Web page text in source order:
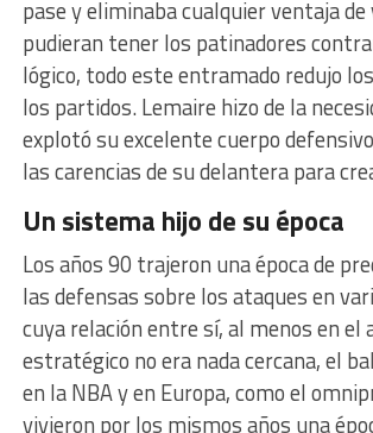
pase y eliminaba cualquier ventaja de
pudieran tener los patinadores
lógico, todo este entramado redujo
los partidos. Lemaire hizo de la
explotó su excelente cuerpo
las carencias de su delantera para
Un sistema hijo de su época
Los años 90 trajeron una época de
las defensas sobre los ataques en
cuya relación entre sí, al menos en el
estratégico no era nada cercana, el
en la NBA y en Europa, como el
vivieron por los mismos años una